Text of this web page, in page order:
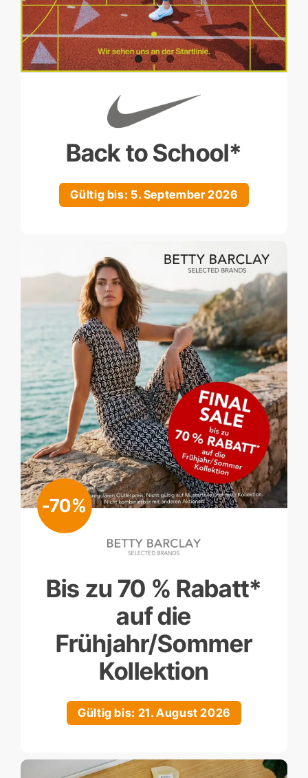
Back to School*
Gültig bis: 5. September 2026
-70%
Bis zu 70 % Rabatt*
auf die
Frühjahr/Sommer
Kollektion
Gültig bis: 21. August 2026